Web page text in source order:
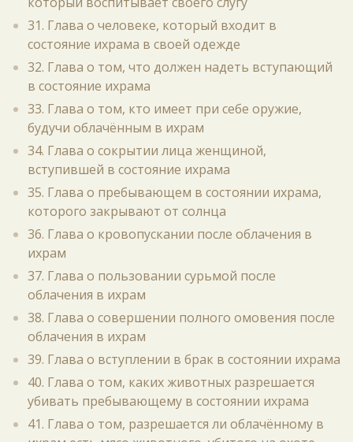
31. Глава о человеке, который входит в
состояние ихрама в своей одежде
32. Глава о том, что должен надеть вступающий
в состояние ихрама
33. Глава о том, кто имеет при себе оружие,
будучи облачённым в ихрам
34. Глава о сокрытии лица женщиной,
вступившей в состояние ихрама
35. Глава о пребывающем в состоянии ихрама,
которого закрывают от солнца
36. Глава о кровопускании после облачения в
ихрам
37. Глава о пользовании сурьмой после
облачения в ихрам
38. Глава о совершении полного омовения после
облачения в ихрам
39. Глава о вступлении в брак в состоянии ихрама
40. Глава о том, каких животных разрешается
убивать пребывающему в состоянии ихрама
41. Глава о том, разрешается ли облачённому в